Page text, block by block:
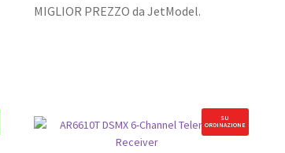
MIGLIOR PREZZO da JetModel.
SU
ORDINAZIONE